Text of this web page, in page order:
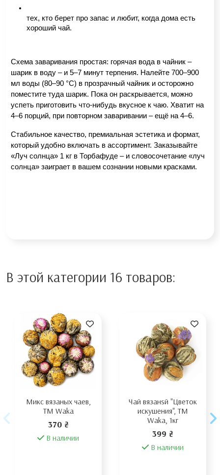
тех, кто берет про запас и любит, когда дома есть
хороший чай.
Схема заваривания простая: горячая вода в чайник –
шарик в воду – и 5–7 минут терпения. Налейте 700–900
мл воды (80–90 °C) в прозрачный чайник и осторожно
поместите туда шарик. Пока он раскрывается, можно
успеть приготовить что-нибудь вкусное к чаю. Хватит на
4–6 порций, при повторном заваривании – ещё на 4–6.
Стабильное качество, премиальная эстетика и формат,
который удобно включать в ассортимент. Заказывайте
«Луч солнца» 1 кг в Торбафуде – и словосочетание «луч
солнца» заиграет в вашем сознании новыми красками.
В этой категории 16 товаров:
Микс вязаных чаев,
ТМ Waka
370 ₴
В наличии
Чай вязанsй "Цветок
искушения", TM
Waka, 1кг
399 ₴
В наличии